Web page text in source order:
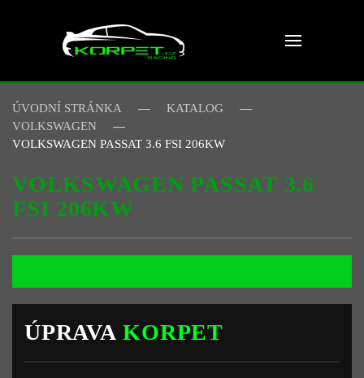
Skip to main content
ÚVODNÍ STRÁNKA
KATALOG
VOLKSWAGEN
VOLKSWAGEN PASSAT 3.6 FSI 206KW
VOLKSWAGEN PASSAT 3.6
FSI 206KW
ÚPRAVAKORPET